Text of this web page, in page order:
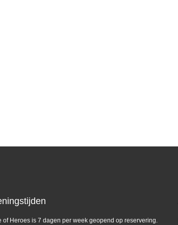
of Heroes is 7 dagen per week geopend op reservering.